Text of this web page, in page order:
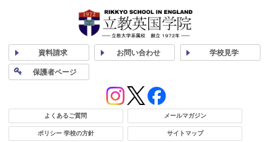
資料請求 お問い合わせ 学校見学
保護者ページ
よくあるご質問 メールマガジン
ポリシー 学校の方針 サイトマップ